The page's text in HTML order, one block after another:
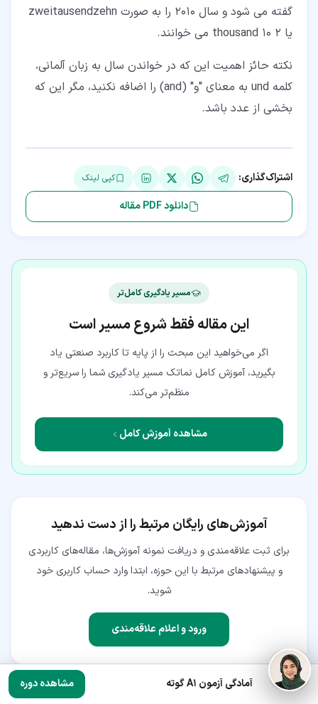
گفته می شود و سال 2010 را به صورت zweitausendzehn
یا 2 thousand 10 می خوانند.
نکته حائز اهمیت این که در خواندن سال به زبان آلمانی،
کلمه und به معنای "و" (and) را اضافه نکنید، مگر این که
بخشی از عدد باشد.
اشتراک‌گذاری: کپی لینک
دانلود PDF مقاله
مسیر یادگیری کامل‌تر
این مقاله فقط شروع مسیر است
اگر می‌خواهید این مبحث را از پایه تا کاربرد صنعتی یاد
بگیرید، آموزش کامل نماتک مسیر یادگیری شما را سریع‌تر و
منظم‌تر می‌کند.
مشاهده آموزش کامل
آموزش‌های رایگان مرتبط را از دست ندهید
برای ثبت علاقه‌مندی و دریافت نمونه آموزش‌ها، مقاله‌های کاربردی
و پیشنهادهای مرتبط با این حوزه، ابتدا وارد حساب کاربری خود
شوید.
ورود و اعلام علاقه‌مندی
آمادگی آزمون A1 گوته مشاهده دوره